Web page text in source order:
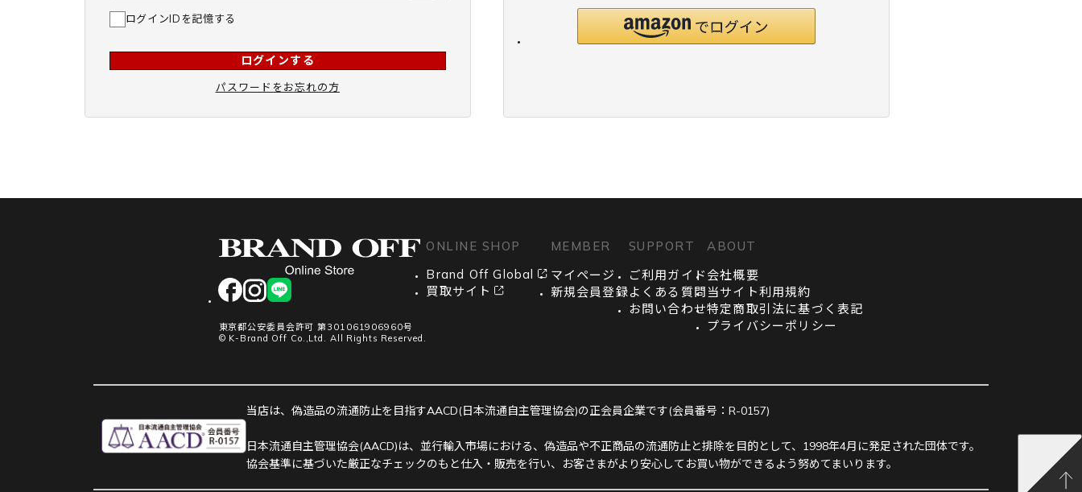
ログインIDを記憶する
ログインする
パスワードをお忘れの方
facebookinstagram
LINE
東京都公安委員会許可 第301061906960号
© K-Brand Off Co.,Ltd. All Rights Reserved.
ONLINE SHOP
Brand Off Global
買取サイト
MEMBER
マイページ
新規会員登録
SUPPORT
ご利用ガイド
よくある質問
お問い合わせ
ABOUT
会社概要
当サイト利用規約
特定商取引法に基づく表記
プライバシーポリシー
当店は、偽造品の流通防止を目指すAACD(日本流通自主管理協会)の正会員企業です(会員番号：R-0157)
日本流通自主管理協会(AACD)は、並行輸入市場における、偽造品や不正商品の流通防止と排除を目的として、1998年4月に発足された団体です。
協会基準に基づいた厳正なチェックのもと仕入・販売を行い、お客さまがより安心してお買い物ができるよう努めてまいります。